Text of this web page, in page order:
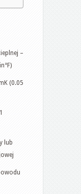
–
(0.05
lub